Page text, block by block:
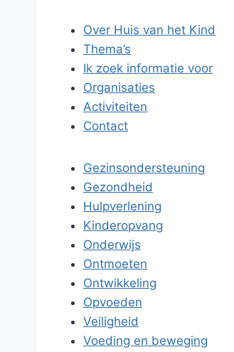
Over Huis van het Kind
Thema’s
Ik zoek informatie voor
Organisaties
Activiteiten
Contact
Gezinsondersteuning
Gezondheid
Hulpverlening
Kinderopvang
Onderwijs
Ontmoeten
Ontwikkeling
Opvoeden
Veiligheid
Voeding en beweging